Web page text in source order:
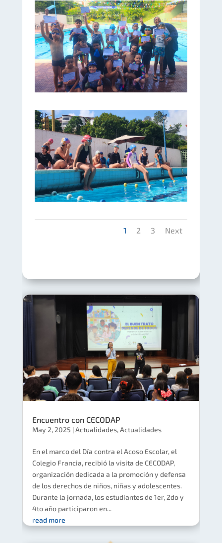
1 2 3 Next
Encuentro con CECODAP
May 2, 2025 |Actualidades,Actualidades
En el marco del Día contra el Acoso Escolar, el
Colegio Francia, recibió la visita de CECODAP,
organización dedicada a la promoción y defensa
de los derechos de niños, niñas y adolescentes.
Durante la jornada, los estudiantes de 1er, 2do y
4to año participaron en...
read more